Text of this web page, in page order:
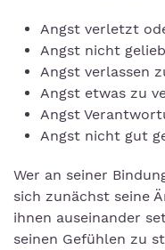
Angst verletzt
Angst nicht
Angst verlassen
Angst etwas zu
Angst
Angst nicht gut
Wer an seiner
sich zunächst seine
ihnen auseinander
seinen Gefühlen zu